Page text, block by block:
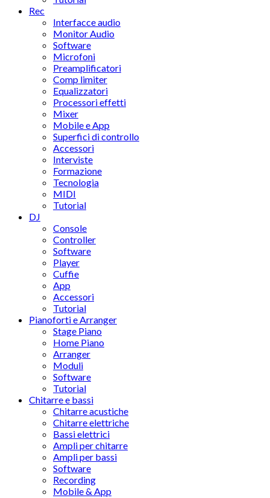
Rec
Interfacce audio
Monitor Audio
Software
Microfoni
Preamplificatori
Comp limiter
Equalizzatori
Processori effetti
Mixer
Mobile e App
Superfici di controllo
Accessori
Interviste
Formazione
Tecnologia
MIDI
Tutorial
DJ
Console
Controller
Software
Player
Cuffie
App
Accessori
Tutorial
Pianoforti e Arranger
Stage Piano
Home Piano
Arranger
Moduli
Software
Tutorial
Chitarre e bassi
Chitarre acustiche
Chitarre elettriche
Bassi elettrici
Ampli per chitarre
Ampli per bassi
Software
Recording
Mobile & App